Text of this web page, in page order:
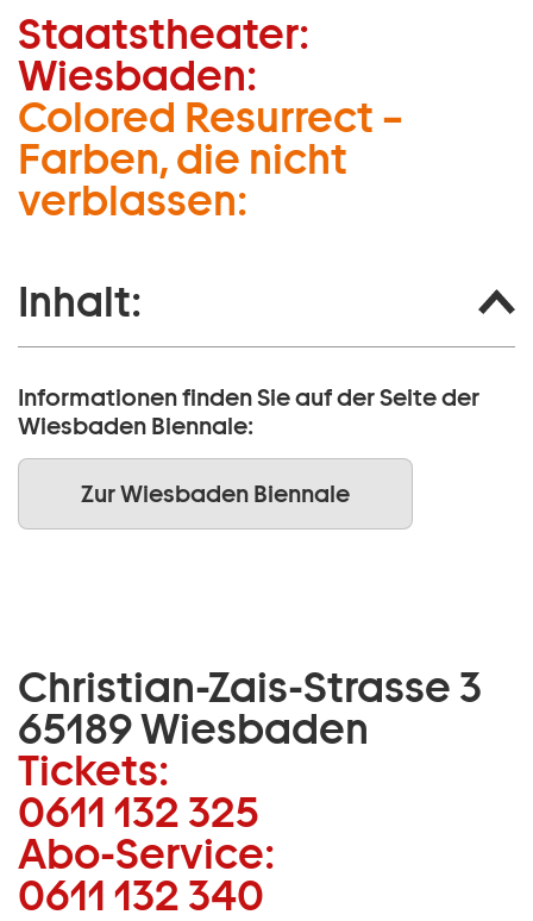
Zum Hauptinhalt springen
Zum Footer springen
Staatstheater:
Wiesbaden:
Colored Resurrect –
Farben, die nicht
verblassen:
Inhalt:
Informationen finden Sie auf der Seite der
Wiesbaden Biennale:
Zur Wiesbaden Biennale
Christian-Zais-Strasse 3
65189 Wiesbaden
Tickets:
0611 132 325
Abo-Service:
0611 132 340